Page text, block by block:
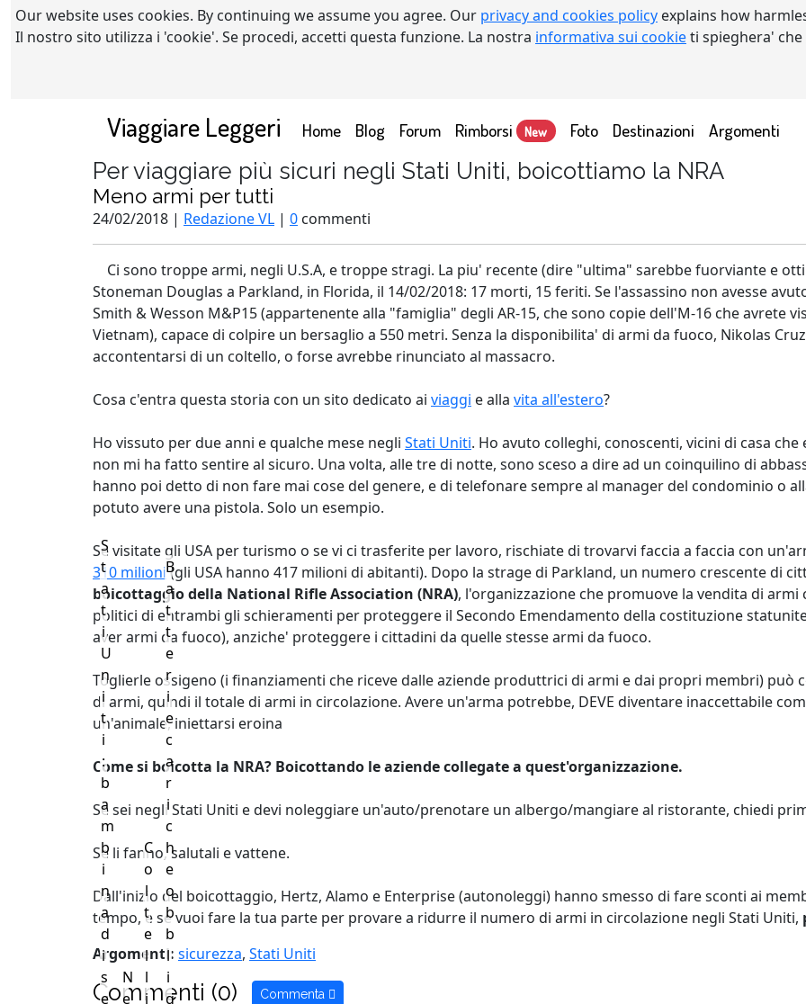
Our website uses cookies. By continuing we assume you agree. Our privacy and cookies policy explains how
Il nostro sito utilizza i 'cookie'. Se procedi, accetti questa funzione. La nostra informativa sui cookieti spieghera'
Viaggiare Leggeri Home(current)
Blog Forum Rimborsi New Foto Destinazioni Argomenti
Per viaggiare più sicuri negli Stati Uniti, boicottiamo la NRA
Meno armi per tutti
24/02/2018 | Redazione VL | 0 commenti
Ci sono troppe armi, negli U.S.A, e troppe stragi. La piu' recente (dire "ultima" sarebbe fuorviante e
Stoneman Douglas a Parkland, in Florida, il 14/02/2018: 17 morti, 15 feriti. Se l'assassino non avesse
Smith & Wesson M&P15 (appartenente alla "famiglia" degli AR-15, che sono copie dell'M-16 che avrete
Vietnam), capace di colpire un bersaglio a 550 metri. Senza la disponibilita' di armi da fuoco, Nikolas
accontentarsi di un coltello, o forse avrebbe rinunciato al massacro.
Cosa c'entra questa storia con un sito dedicato ai viaggi e alla vita all'estero?
Ho vissuto per due anni e qualche mese negli Stati Uniti. Ho avuto colleghi, conoscenti, vicini di casa
non mi ha fatto sentire al sicuro. Una volta, alle tre di notte, sono sceso a dire ad un coinquilino di
hanno poi detto di non fare mai cose del genere, e di telefonare sempre al manager del condominio o
potuto avere una pistola. Solo un esempio.
Se visitate gli USA per turismo o se vi ci trasferite per lavoro, rischiate di trovarvi faccia a faccia con
310 milioni(gli USA hanno 417 milioni di abitanti). Dopo la strage di Parkland, un numero crescente di
boicottaggio della National Rifle Association (NRA), l'organizzazione che promuove la vendita di
politici di entrambi gli schieramenti per proteggere il Secondo Emendamento della costituzione
aver armi da fuoco), anziche' proteggere i cittadini da quelle stesse armi da fuoco.
Toglierle ossigeno (i finanziamenti che riceve dalle aziende produttrici di armi e dai propri membri)
di armi, quindi il totale di armi in circolazione. Avere un'arma potrebbe, DEVE diventare inaccettabile
un'animale, iniettarsi eroina
Come si boicotta la NRA? Boicottando le aziende collegate a quest'organizzazione.
Se sei negli Stati Uniti e devi noleggiare un'auto/prenotare un albergo/mangiare al ristorante, chiedi
Se li fanno, salutali e vattene.
Dall'inizio del boicottaggio, Hertz, Alamo e Enterprise (autonoleggi) hanno smesso di fare sconti ai
tempo, e se vuoi fare la tua parte per provare a ridurre il numero di armi in circolazione negli Stati Uniti,
Argomenti: sicurezza, Stati Uniti
Commenti (0) Commenta
S
t
a
t
i
U
n
i
t
i
:
b
a
m
b
i
n
a
d
i
s
e
N
e
C
o
l
t
e
l
l
i
B
a
t
t
e
r
i
e
c
a
r
i
c
h
e
o
b
b
l
i
g